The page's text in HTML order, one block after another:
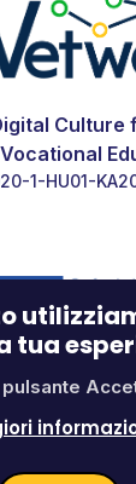
Culture
Vocational
1-HU01-
tua